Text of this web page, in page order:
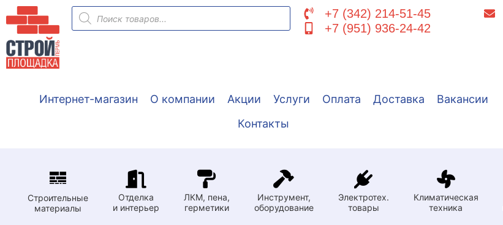
Перейти
содержимому
Поиск
товаров
+7 (342) 214-51-45
+7 (951) 936-24-42
Интернет-магазин О компании Акции Услуги Оплата Доставка
Вакансии
Контакты
Строительные
материалы
Отделка
и интерьер
ЛКМ, пена,
герметики
Инструмент,
оборудование
Электротех.
товары
Климатическая
техника